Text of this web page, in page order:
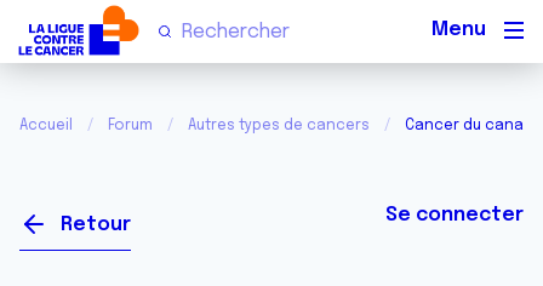
Accueil Forum Autres types de cancers Cancer du canal
Retour Se connecter